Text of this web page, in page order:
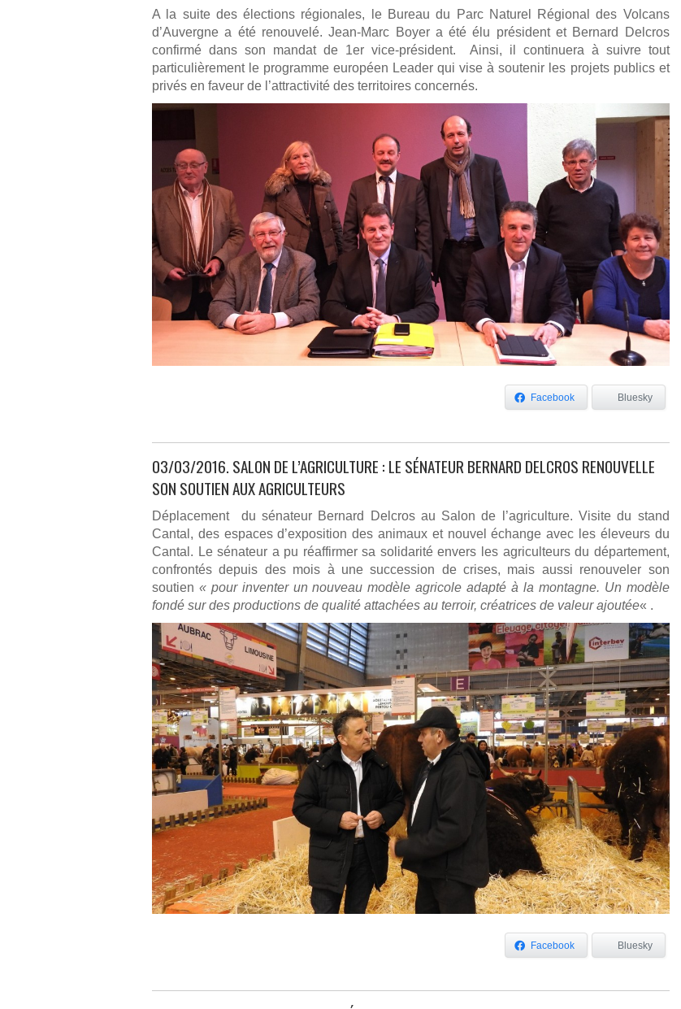
A la suite des élections régionales, le Bureau du Parc Naturel Régional des Volcans
d’Auvergne a été renouvelé. Jean-Marc Boyer a été élu président et Bernard Delcros
confirmé dans son mandat de 1er vice-président. Ainsi, il continuera à suivre tout
particulièrement le programme européen Leader qui vise à soutenir les projets publics et
privés en faveur de l’attractivité des territoires concernés.
Facebook Bluesky
03/03/2016. SALON DE L’AGRICULTURE : LE SÉNATEUR BERNARD DELCROS RENOUVELLE
SON SOUTIEN AUX AGRICULTEURS
Déplacement du sénateur Bernard Delcros au Salon de l’agriculture. Visite du stand
Cantal, des espaces d’exposition des animaux et nouvel échange avec les éleveurs du
Cantal. Le sénateur a pu réaffirmer sa solidarité envers les agriculteurs du département,
confrontés depuis des mois à une succession de crises, mais aussi renouveler son
soutien « pour inventer un nouveau modèle agricole adapté à la montagne. Un modèle
fondé sur des productions de qualité attachées au terroir, créatrices de valeur ajoutée« .
Facebook Bluesky